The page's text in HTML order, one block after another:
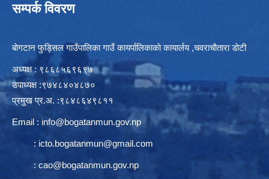
सम्पर्क विवरण
बाेगटान फुड्सिल गाउँपालिका गाउँ कायर्पालिकाकाे कायार्लय ,चवराचाैतारा डाेटी
अध्यक्ष : ९८६८५६९६९७
उपाध्यक्ष :९७४८४०४८७०
प्रमुख प्र.अ. :९८४८६४९८११
Email : info@bogatanmun.gov.np
: icto.bogatanmun@gmail.com
: cao@bogatanmun.gov.np